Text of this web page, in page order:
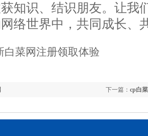
知识、结识朋友。让我
络世界中，共同成长、
白菜网注册领取体验
下一篇： cp白